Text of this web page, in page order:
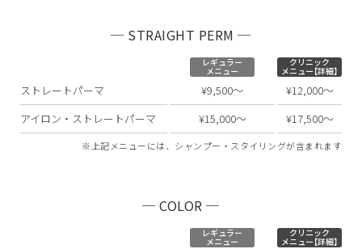
─ STRAIGHT PERM ─
レギュラー
メニュー
クリニック
メニュー【詳細】
ストレートパーマ ¥9,500〜
¥12,000〜
アイロン・ストレートパーマ
¥15,000〜 ¥17,500〜
※上記メニューには、シャンプー・スタイリングが含まれます
─ COLOR ─
レギュラー
メニュー
クリニック
メニュー【詳細】